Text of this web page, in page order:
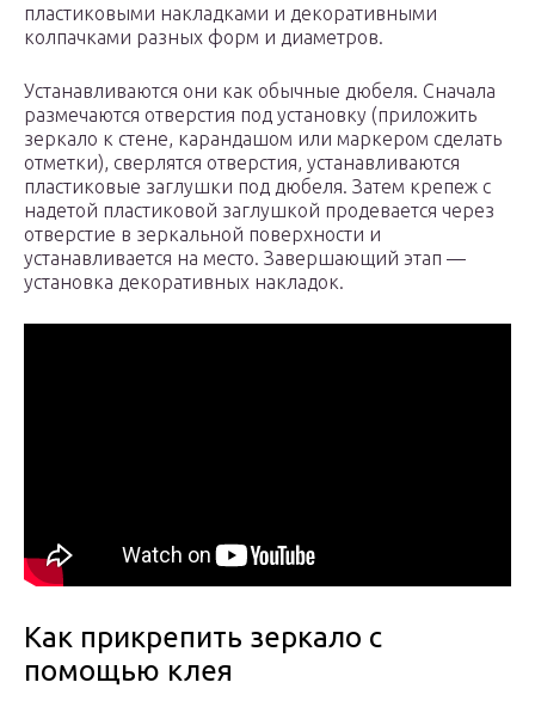
пластиковыми накладками и декоративными
колпачками разных форм и диаметров.
Устанавливаются они как обычные дюбеля. Сначала
размечаются отверстия под установку (приложить
зеркало к стене, карандашом или маркером сделать
отметки), сверлятся отверстия, устанавливаются
пластиковые заглушки под дюбеля. Затем крепеж с
надетой пластиковой заглушкой продевается через
отверстие в зеркальной поверхности и
устанавливается на место. Завершающий этап —
установка декоративных накладок.
Как прикрепить зеркало с
помощью клея